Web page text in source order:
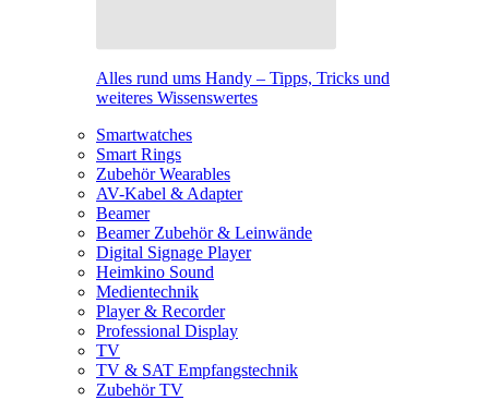
Alles rund ums Handy – Tipps, Tricks und
weiteres Wissenswertes
Smartwatches
Smart Rings
Zubehör Wearables
AV-Kabel & Adapter
Beamer
Beamer Zubehör & Leinwände
Digital Signage Player
Heimkino Sound
Medientechnik
Player & Recorder
Professional Display
TV
TV & SAT Empfangstechnik
Zubehör TV